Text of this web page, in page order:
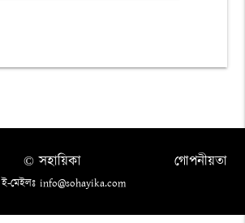
গোপনীয়তা
© সহায়িকা
ই-মেইলঃ info@sohayika.com